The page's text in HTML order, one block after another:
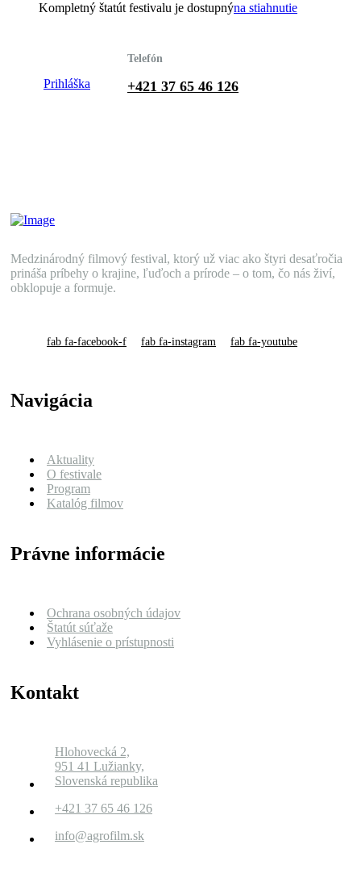
Kompletný štatút festivalu je dostupnýna stiahnutie
Prihláška
Telefón
+421 37 65 46 126
Medzinárodný filmový festival, ktorý už viac ako štyri desaťročia
prináša príbehy o krajine, ľuďoch a prírode – o tom, čo nás živí,
obklopuje a formuje.
fab fa-facebook-f fab fa-instagram fab fa-youtube
Navigácia
Aktuality
O festivale
Program
Katalóg filmov
Právne informácie
Ochrana osobných údajov
Štatút súťaže
Vyhlásenie o prístupnosti
Kontakt
Hlohovecká 2,
951 41 Lužianky,
Slovenská republika
+421 37 65 46 126
info@agrofilm.sk